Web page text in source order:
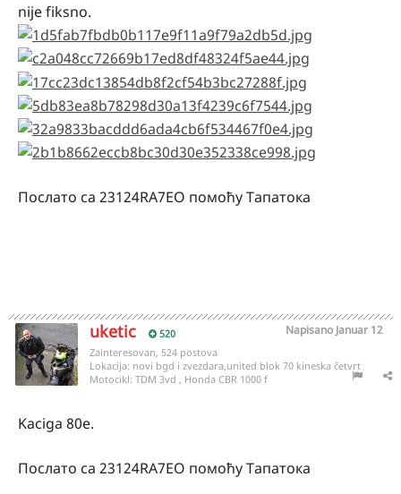
nije fiksno.
Послато са 23124RA7EO помоћу Тапатока
uketic 520 Napisano Januar 12
Zainteresovan, 524 postova
Lokacija: novi bgd i zvezdara,united blok 70 kineska četvrt
Motocikl: TDM 3vd , Honda CBR 1000 f
Kaciga 80e.
Послато са 23124RA7EO помоћу Тапатока